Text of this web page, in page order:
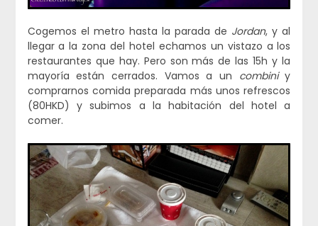
Cogemos el metro hasta la parada de Jordan, y al
llegar a la zona del hotel echamos un vistazo a los
restaurantes que hay. Pero son más de las 15h y la
mayoría están cerrados. Vamos a un combiniy
comprarnos comida preparada más unos refrescos
(80HKD) y subimos a la habitación del hotel a
comer.